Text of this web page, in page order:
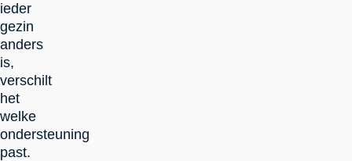
ieder
gezin
anders
is,
verschilt
het
welke
ondersteuning
past.